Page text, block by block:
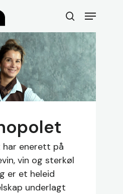
search
Menu
enerett på
vin og sterkøl
er et heleid
underlagt